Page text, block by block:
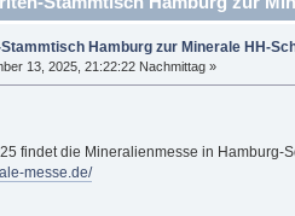
Hamburg zur Minerale HH-
13, 2025, 21:22:22 Nachmittag »
findet die Mineralienmesse in Hamburg-
messe.de/